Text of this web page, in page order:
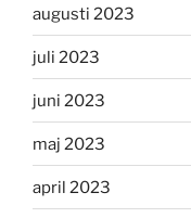
augusti 2023
juli 2023
juni 2023
maj 2023
april 2023